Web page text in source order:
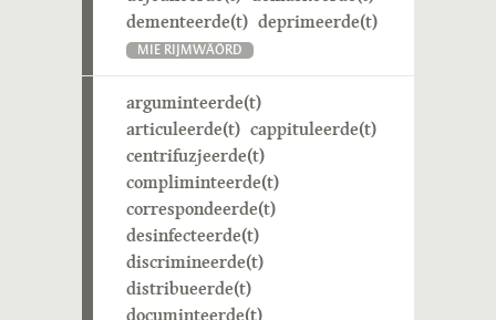
dementeerde(t) deprimeerde(t)
MIE RIJMWÄÖRD
arguminteerde(t)
articuleerde(t) cappituleerde(t)
centrifuzjeerde(t)
compliminteerde(t)
correspondeerde(t)
desinfecteerde(t)
discrimineerde(t)
distribueerde(t)